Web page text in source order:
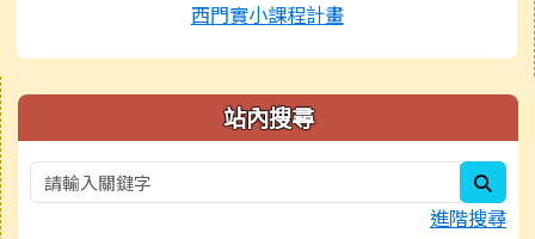
西門實小課程計畫
右邊區域內容 站內搜尋
進階搜尋